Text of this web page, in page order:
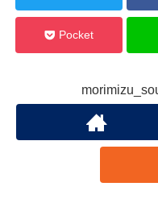
Pocket